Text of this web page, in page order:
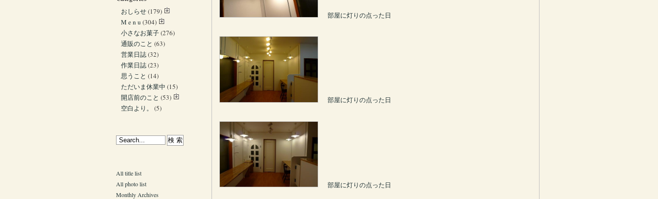
部屋に灯りの点った日
部屋に灯りの点った日
部屋に灯りの点った日
おしらせ(179)
M e n u (304)
小さなお菓子(276)
通販のこと (63)
営業日誌(32)
作業日誌(23)
思うこと (14)
ただいま休業中 (15)
開店前のこと (53)
空白より。
(5)
All title list
All photo list
Monthly Archives